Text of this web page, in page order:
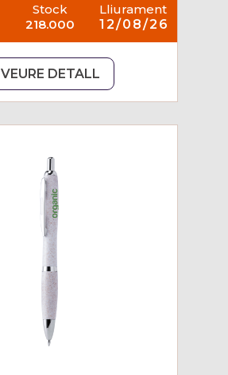
Stock
218.000
Lliurament
12/08/26
VEURE DETALL